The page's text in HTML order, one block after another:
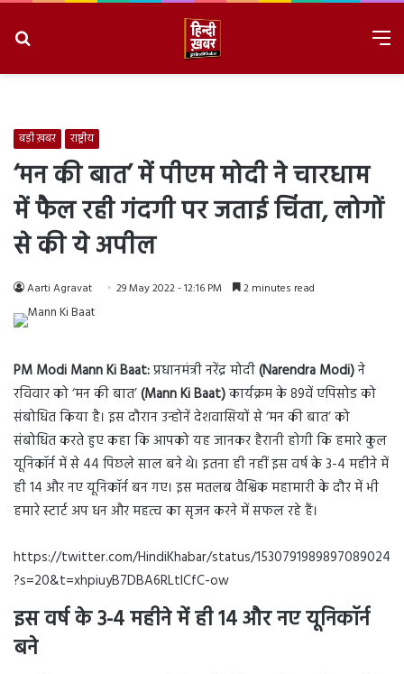
बड़ी ख़बर राष्ट्रीय
‘मन की बात’ में पीएम मोदी ने चारधाम
में फैल रही गंदगी पर जताई चिंता, लोगों
से की ये अपील
Aarti Agravat 29 May 2022 - 12:16 PM 2 minutes read
PM Modi Mann Ki Baat:प्रधानमंत्री नरेंद्र मोदी(Narendra Modi)ने
रविवार को ‘मन की बात’(Mann Ki Baat)कार्यक्रम के 89वें एपिसोड को
संबोधित किया है। इस दौरान उन्होनें देशवासियों से ‘मन की बात’ को
संबोधित करते हुए कहा कि आपको यह जानकर हैरानी होगी कि हमारे कुल
यूनिकॉर्न में से 44 पिछले साल बने थे। इतना ही नहीं इस वर्ष के 3-4 महीने में
ही 14 और नए यूनिकॉर्न बन गए। इस मतलब वैश्विक महामारी के दौर में भी
हमारे स्टार्ट अप धन और महत्व का सृजन करने में सफल रहे हैं।
https://twitter.com/HindiKhabar/status/1530791989897089024
?s=20&t=xhpiuyB7DBA6RLtlCfC-ow
इस वर्ष के 3-4 महीने में ही 14 और नए यूनिकॉर्न
बने